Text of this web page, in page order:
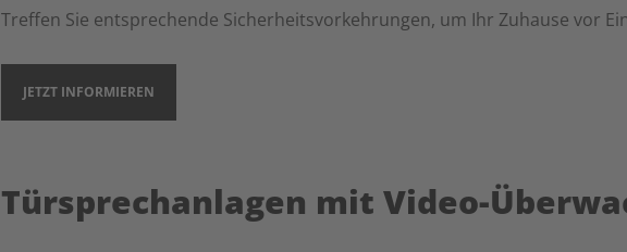
Treffen Sie entsprechende Sicherheitsvorkehrungen, um Ihr Zuhause vor
JETZT INFORMIEREN
Türsprechanlagen mit Video-